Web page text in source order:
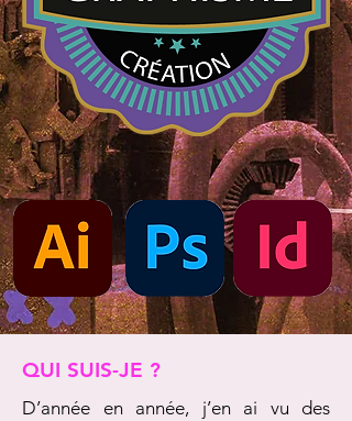
QUI SUIS-JE ?
D’année en année, j’en ai vu des